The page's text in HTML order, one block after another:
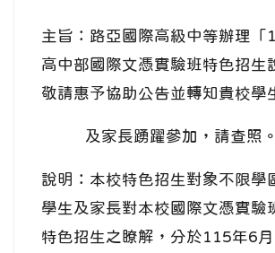
主旨：路亞國際高級中等辦理「
高中部國際文憑實驗班特色招生
敬請惠予協助公告並轉知貴校學
及家長踴躍參加，請查照。
說明：本校特色招生對象不限學
學生及家長對本校國際文憑實驗
特色招生之瞭解，分於115年6